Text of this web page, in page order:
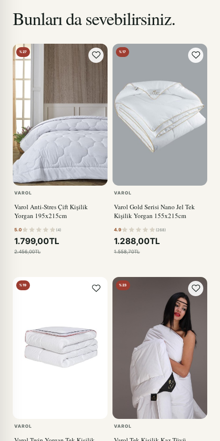
Bunları da sevebilirsiniz.
%27
VAROL
Varol Anti-Stres Çift Kişilik
Yorgan 195x215cm
5.0 (4)
1.799,00TL
2.456,00TL
%17
VAROL
Varol Gold Serisi Nano Jel Tek
Kişilik Yorgan 155x215cm
4.9 (268)
1.288,00TL
1.558,70TL
%19
VAROL
%23
VAROL